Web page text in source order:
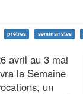
prêtres séminaristes
avril au 3 mai
la Semaine
un